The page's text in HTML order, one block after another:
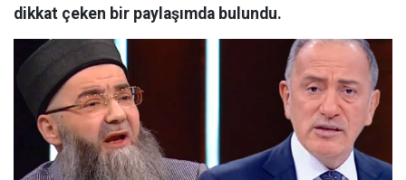
dikkat çeken bir paylaşımda bulundu.